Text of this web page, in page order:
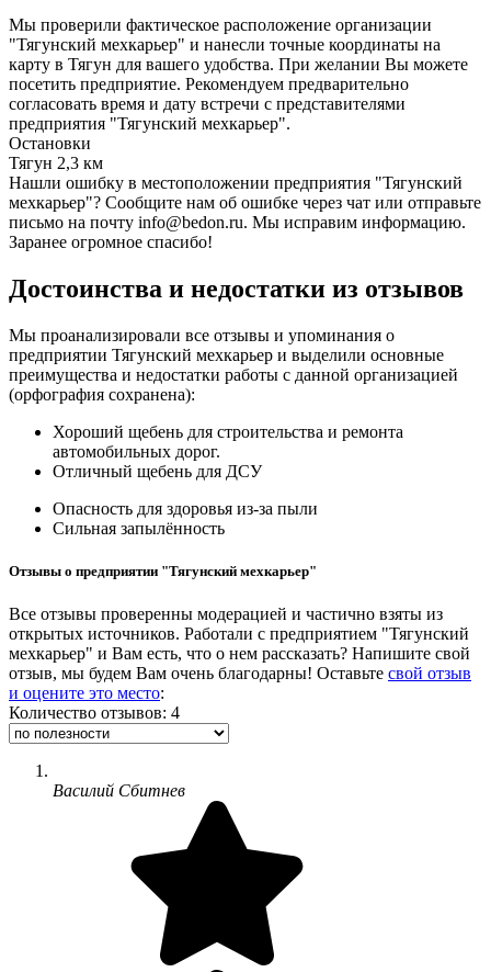
Мы проверили фактическое расположение организации
"Тягунский мехкарьер" и нанесли точные координаты на
карту в Тягун для вашего удобства. При желании Вы можете
посетить предприятие. Рекомендуем предварительно
согласовать время и дату встречи с представителями
предприятия "Тягунский мехкарьер".
Остановки
Тягун 2,3 км
Нашли ошибку в местоположении предприятия "Тягунский
мехкарьер"? Сообщите нам об ошибке через чат или отправьте
письмо на почту info@bedon.ru. Мы исправим информацию.
Заранее огромное спасибо!
Достоинства и недостатки из отзывов
Мы проанализировали все отзывы и упоминания о
предприятии Тягунский мехкарьер и выделили основные
преимущества и недостатки работы с данной организацией
(орфография сохранена):
Хороший щебень для строительства и ремонта
автомобильных дорог.
Отличный щебень для ДСУ
Опасность для здоровья из-за пыли
Сильная запылённость
Отзывы о предприятии "Тягунский мехкарьер"
Все отзывы проверенны модерацией и частично взяты из
открытых источников. Работали с предприятием "Тягунский
мехкарьер" и Вам есть, что о нем рассказать? Напишите свой
отзыв, мы будем Вам очень благодарны! Оставьте свой отзыв
и оцените это место:
Количество отзывов: 4
Василий Сбитнев